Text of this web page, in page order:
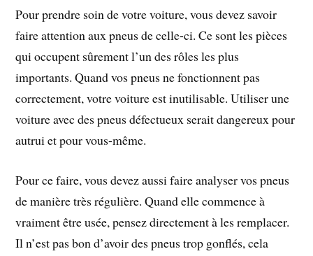
Pour prendre soin de votre voiture, vous devez savoir
faire attention aux pneus de celle-ci. Ce sont les pièces
qui occupent sûrement l’un des rôles les plus
importants. Quand vos pneus ne fonctionnent pas
correctement, votre voiture est inutilisable. Utiliser une
voiture avec des pneus défectueux serait dangereux pour
autrui et pour vous-même.
Pour ce faire, vous devez aussi faire analyser vos pneus
de manière très régulière. Quand elle commence à
vraiment être usée, pensez directement à les remplacer.
Il n’est pas bon d’avoir des pneus trop gonflés, cela